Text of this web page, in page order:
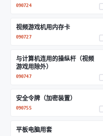
090724
视频游戏机用内存卡
090727
与计算机连用的操纵杆（视频
游戏用除外）
090747
安全令牌（加密装置）
090755
平板电脑用套